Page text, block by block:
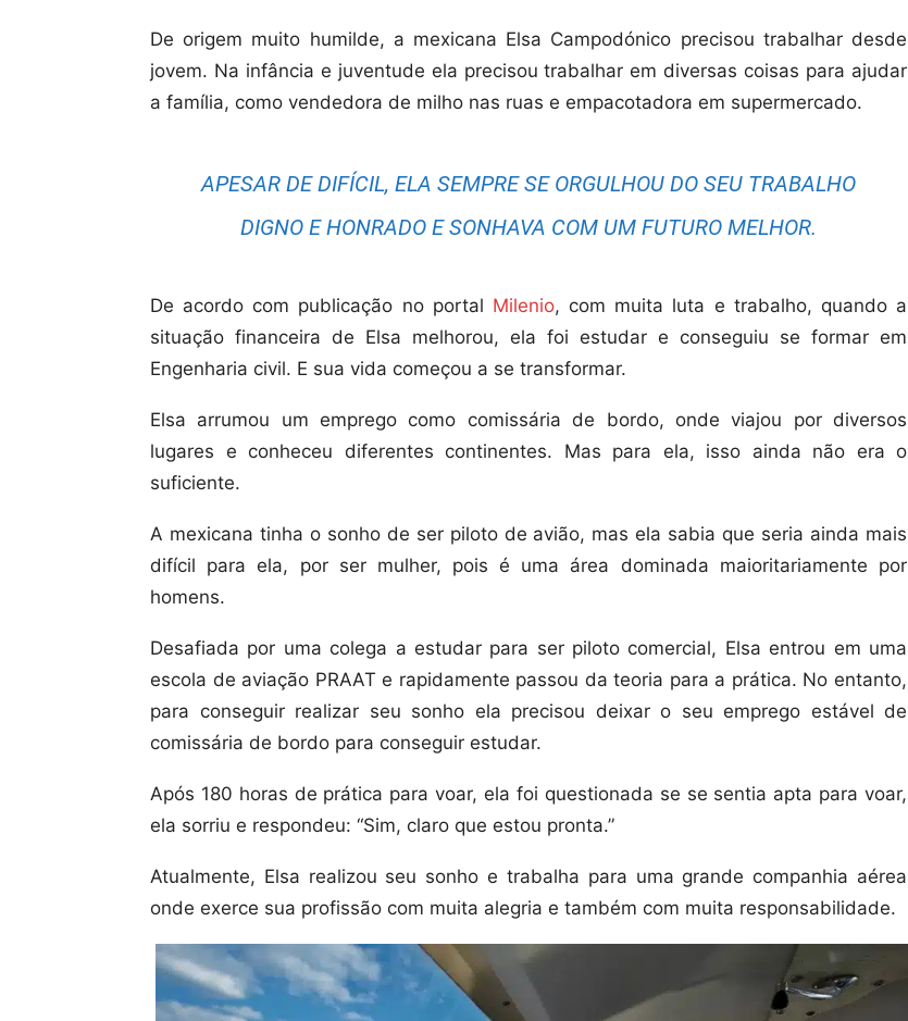
De origem muito humilde, a mexicana Elsa Campodónico precisou trabalhar desde
jovem. Na infância e juventude ela precisou trabalhar em diversas coisas para ajudar
a família, como vendedora de milho nas ruas e empacotadora em supermercado.
APESAR DE DIFÍCIL, ELA SEMPRE SE ORGULHOU DO SEU TRABALHO
DIGNO E HONRADO E SONHAVA COM UM FUTURO MELHOR.
De acordo com publicação no portal Milenio, com muita luta e trabalho, quando a
situação financeira de Elsa melhorou, ela foi estudar e conseguiu se formar em
Engenharia civil. E sua vida começou a se transformar.
Elsa arrumou um emprego como comissária de bordo, onde viajou por diversos
lugares e conheceu diferentes continentes. Mas para ela, isso ainda não era o
suficiente.
A mexicana tinha o sonho de ser piloto de avião, mas ela sabia que seria ainda mais
difícil para ela, por ser mulher, pois é uma área dominada maioritariamente por
homens.
Desafiada por uma colega a estudar para ser piloto comercial, Elsa entrou em uma
escola de aviação PRAAT e rapidamente passou da teoria para a prática. No entanto,
para conseguir realizar seu sonho ela precisou deixar o seu emprego estável de
comissária de bordo para conseguir estudar.
Após 180 horas de prática para voar, ela foi questionada se se sentia apta para voar,
ela sorriu e respondeu: “Sim, claro que estou pronta.”
Atualmente, Elsa realizou seu sonho e trabalha para uma grande companhia aérea
onde exerce sua profissão com muita alegria e também com muita responsabilidade.